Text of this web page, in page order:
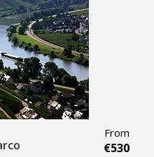
From
€530